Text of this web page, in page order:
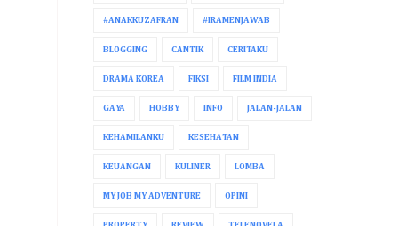
#ANAKKUZAFRAN #IRAMENJAWAB
BLOGGING CANTIK CERITAKU
DRAMA KOREA FIKSI FILM INDIA
GAYA HOBBY INFO JALAN-JALAN
KEHAMILANKU KESEHATAN
KEUANGAN KULINER LOMBA
MY JOB MY ADVENTURE OPINI